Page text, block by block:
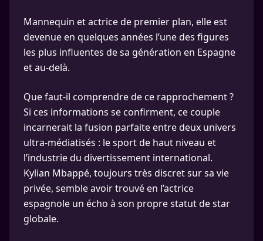
Mannequin et actrice de premier plan, elle est
devenue en quelques années l’une des figures
les plus influentes de sa génération en Espagne
et au-delà.
Que faut-il comprendre de ce rapprochement ?
Si ces informations se confirment, ce couple
incarnerait la fusion parfaite entre deux univers
ultra-médiatisés : le sport de haut niveau et
l’industrie du divertissement international.
Kylian Mbappé, toujours très discret sur sa vie
privée, semble avoir trouvé en l’actrice
espagnole un écho à son propre statut de star
globale.